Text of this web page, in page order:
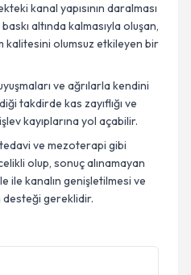
kanal yapısının daralması
altında kalmasıyla oluşan,
kalitesini olumsuz etkileyen bir
ve ağrılarla kendini
takdirde kas zayıflığı ve
kayıplarına yol açabilir.
ve mezoterapi gibi
olup, sonuç alınamayan
ile kanalın genişletilmesi ve
gereklidir.